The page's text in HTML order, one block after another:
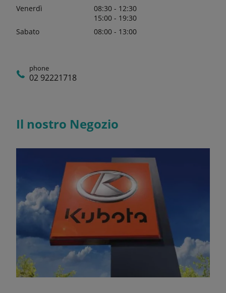
Venerdì
08:30 - 12:30
15:00 - 19:30
Sabato
08:00 - 13:00
phone
02 92221718
Il nostro Negozio